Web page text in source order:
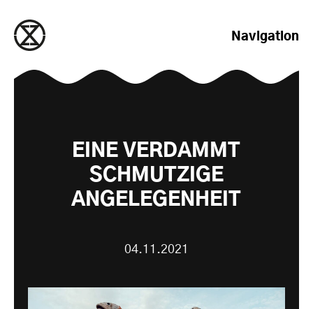
Navigation
EINE VERDAMMT
SCHMUTZIGE
ANGELEGENHEIT
04.11.2021